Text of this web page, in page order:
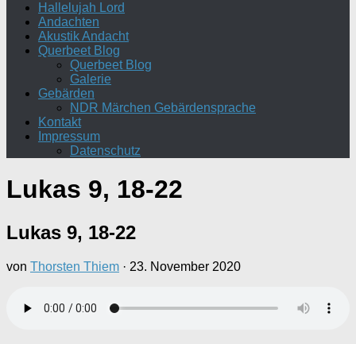
Hallelujah Lord
Andachten
Akustik Andacht
Querbeet Blog
Querbeet Blog
Galerie
Gebärden
NDR Märchen Gebärdensprache
Kontakt
Impressum
Datenschutz
Lukas 9, 18-22
Lukas 9, 18-22
von Thorsten Thiem · 23. November 2020